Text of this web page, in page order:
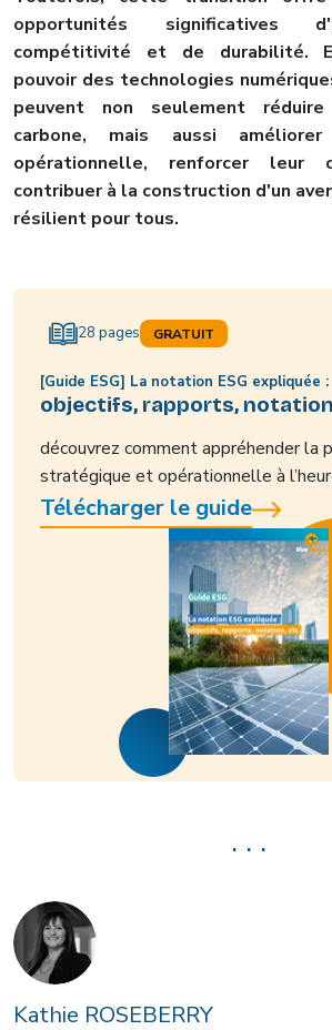
opportunités significatives
compétitivité et de durabilité.
pouvoir des technologies
peuvent non seulement
carbone, mais aussi
opérationnelle, renforcer leur
contribuer à la construction d'un
résilient pour tous.
28 pages GRATUIT
[Guide ESG] La notation ESG expliquée :
objectifs, rapports,
découvrez comment appréhender la
stratégique et opérationnelle à
Télécharger le guide
. . .
Kathie ROSEBERRY